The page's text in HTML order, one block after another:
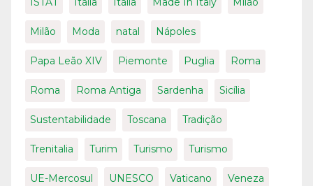
Milão Moda natal Nápoles
Papa Leão XIV Piemonte Puglia Roma
Roma Roma Antiga Sardenha Sicília
Sustentabilidade Toscana Tradição
Trenitalia Turim Turismo Turismo
UE-Mercosul UNESCO Vaticano Veneza